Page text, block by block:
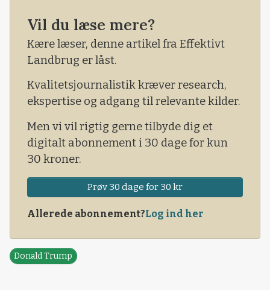
Vil du læse mere?
Kære læser, denne artikel fra Effektivt
Landbrug er låst.
Kvalitetsjournalistik kræver research,
ekspertise og adgang til relevante kilder.
Men vi vil rigtig gerne tilbyde dig et
digitalt abonnement i 30 dage for kun
30 kroner.
Prøv 30 dage for 30 kr
Allerede abonnement?Log ind her
Donald Trump